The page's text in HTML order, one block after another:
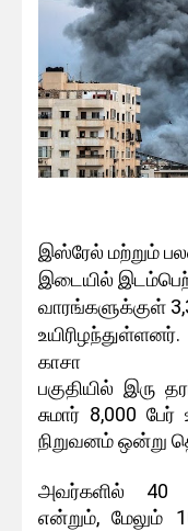
இஸ்ரேல் மற்றும்
இடையில்
வாரங்களுக்குள்
உயிரிழந்துள்ளனர்.
காசா
பகுதியில் இரு
சுமார் 8,000
நிறுவனம் ஒன்று
அவர்களில் 40
என்றும், மேலும்